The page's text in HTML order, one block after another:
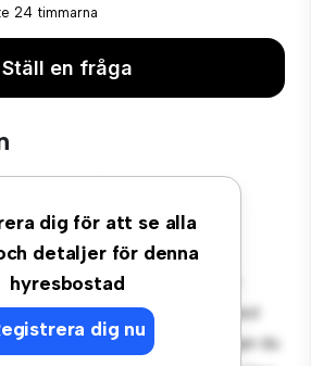
24 timmarna
Ställ en fråga
dig för att se alla
detaljer för denna
hyresbostad
dig nu
urbana tillflyktsort på
Denna moderna 2-
ett elegant och mysigt
planlösningen är perfekt för
eleganta köket är utrustat med
Med sitt utmärkta läge ligger du